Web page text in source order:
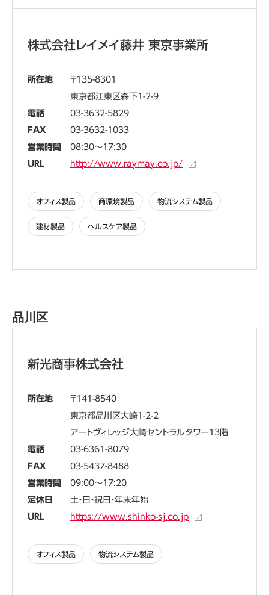
株式会社レイメイ藤井 東京事業所
所在地
135-8301
東京都江東区森下1-2-9
電話
03-3632-5829
FAX
03-3632-1033
営業時間
08:30～17:30
URL
http://www.raymay.co.jp/
オフィス製品 商環境製品 物流システム製品
建材製品 ヘルスケア製品
品川区
新光商事株式会社
所在地
141-8540
東京都品川区大崎1-2-2
アートヴィレッジ大崎セントラルタワー13階
電話
03-6361-8079
FAX
03-5437-8488
営業時間
09:00～17:20
定休日
土・日・祝日・年末年始
URL
https://www.shinko-sj.co.jp
オフィス製品 物流システム製品